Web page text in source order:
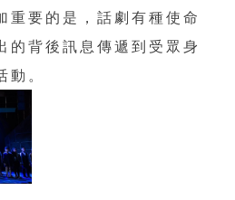
重要的是，話劇有種使命
的背後訊息傳遞到受眾身
動。